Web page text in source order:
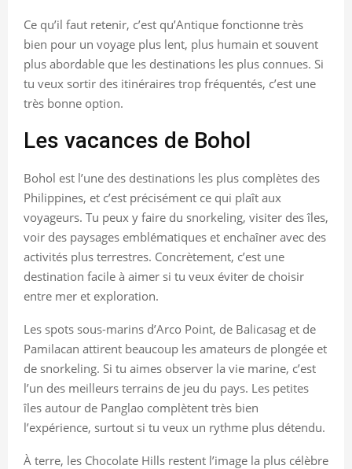
Ce qu’il faut retenir, c’est qu’Antique fonctionne très
bien pour un voyage plus lent, plus humain et souvent
plus abordable que les destinations les plus connues. Si
tu veux sortir des itinéraires trop fréquentés, c’est une
très bonne option.
Les vacances de Bohol
Bohol est l’une des destinations les plus complètes des
Philippines, et c’est précisément ce qui plaît aux
voyageurs. Tu peux y faire du snorkeling, visiter des îles,
voir des paysages emblématiques et enchaîner avec des
activités plus terrestres. Concrètement, c’est une
destination facile à aimer si tu veux éviter de choisir
entre mer et exploration.
Les spots sous-marins d’Arco Point, de Balicasag et de
Pamilacan attirent beaucoup les amateurs de plongée et
de snorkeling. Si tu aimes observer la vie marine, c’est
l’un des meilleurs terrains de jeu du pays. Les petites
îles autour de Panglao complètent très bien
l’expérience, surtout si tu veux un rythme plus détendu.
À terre, les Chocolate Hills restent l’image la plus célèbre